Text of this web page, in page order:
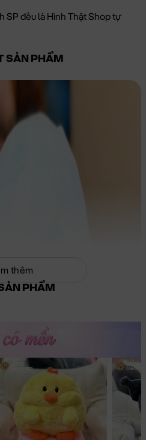
SP đều là Hình Thật Shop tự
SẢN PHẨM
thêm
PHẨM